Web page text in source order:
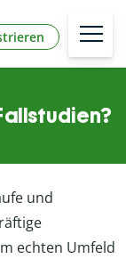
und
echten Umfeld